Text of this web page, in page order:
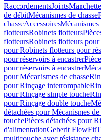
RaccordementsJoints
de débitMécanismes de chasse
chasseAccessoiresMécanismes
flotteursRobinets flotteurs
flotteursRobinets flotteurs pour
pour Robinets flotteurs pour
pour réservoirs à encastrer
pour réservoirs à encastrer
pour Mécanismes de chasse
pour Rinçage interrompable
pour Rinçage simple touche
pour Rinçage double touche
détachées pour Mécanismes
touchePièces détachées pour
d'alimentationGeberit FlowFit
multicouche avec résistance